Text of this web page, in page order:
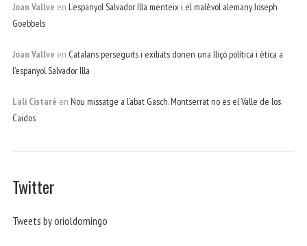
Joan Vallve en L’espanyol Salvador Illa menteix i el malèvol alemany Joseph
Goebbels
Joan Vallve en Catalans perseguits i exiliats donen una lliçó política i ètica a
l’espanyol Salvador Illa
Lali Cistaré en Nou missatge a l’abat Gasch. Montserrat no es el Valle de los
Caidos
Twitter
Tweets by orioldomingo